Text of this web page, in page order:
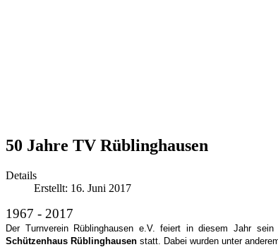
50 Jahre TV Rüblinghausen
Details
Erstellt: 16. Juni 2017
1967 - 2017
Der Turnverein Rüblinghausen e.V. feiert in diesem Jahr
Schützenhaus Rüblinghausen statt. Dabei wurden unter